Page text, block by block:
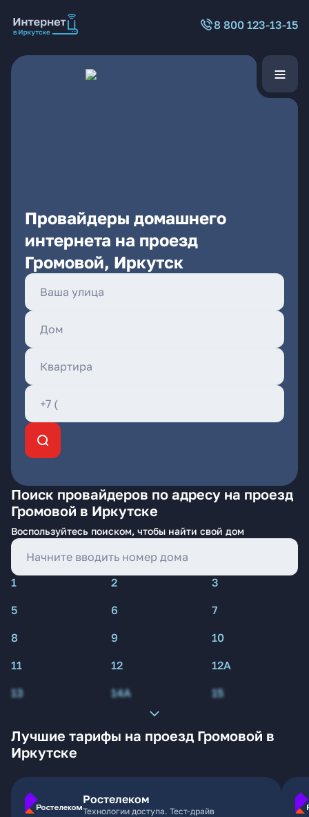
8 800 123-13-15
Провайдеры домашнего
интернета на проезд
Громовой, Иркутск
Поиск провайдеров по адресу на проезд
Громовой в Иркутске
Воспользуйтесь поиском, чтобы найти свой дом
1 2
3
5
6
7
8
9
10
11
12
12А
13
14А 15
Лучшие тарифы на проезд Громовой в
Иркутске
Ростелеком
Технологии доступа. Тест-драйв